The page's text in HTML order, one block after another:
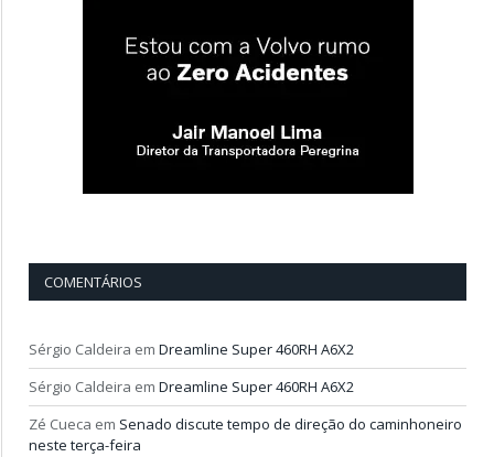
COMENTÁRIOS
Sérgio Caldeira em Dreamline Super 460RH A6X2
Sérgio Caldeira em Dreamline Super 460RH A6X2
Zé Cueca em Senado discute tempo de direção do caminhoneiro
neste terça-feira